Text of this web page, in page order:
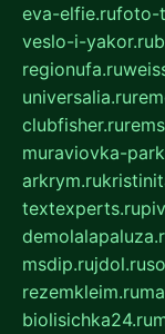
eva-elfie.rufoto-
veslo-i-yakor.ru
regionufa.ru
universalia.ru
clubfisher.ru
muraviovka-
arkrym.ru
textexperts.ru
msdip.rujdol.ru
rezemkleim.ru
biolisichka24.ru